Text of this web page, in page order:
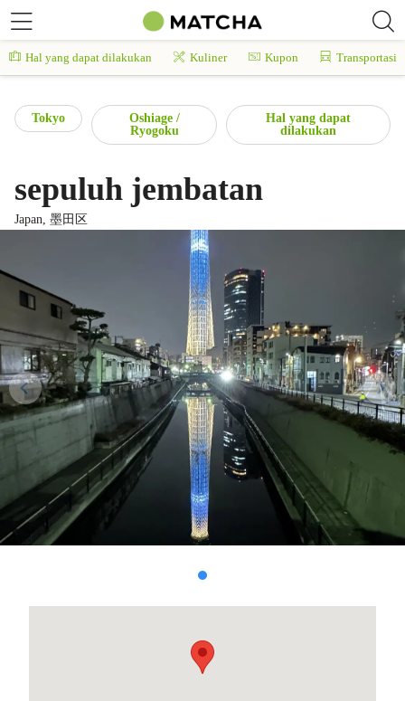
Hal yang dapat dilakukan Kuliner Kupon Transportasi
Tokyo
Oshiage /
Ryogoku
Hal yang dapat
dilakukan
sepuluh jembatan
Japan, 墨田区